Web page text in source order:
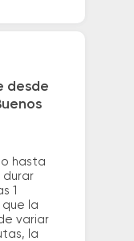
desde
hasta
durar
1
la
variar
la